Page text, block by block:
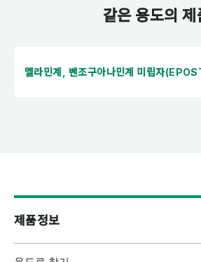
같은 용도의 제
멜라민계, 벤조구아나민계 미립자
제품정보